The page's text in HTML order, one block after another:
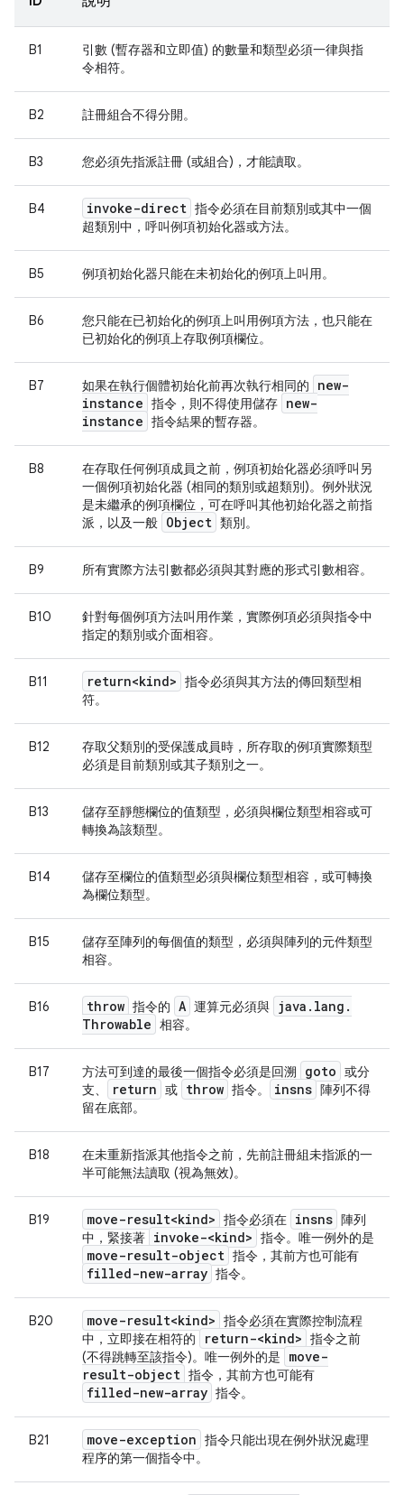
B1
引數 (暫存器和立即值) 的數量和類型必須一律與指
令相符。
B2 註冊組合不得分開。
B3 您必須先指派註冊 (或組合)，才能讀取。
B4 invoke-direct 指令必須在目前類別或其中一個
超類別中，呼叫例項初始化器或方法。
B5 例項初始化器只能在未初始化的例項上叫用。
B6
您只能在已初始化的例項上叫用例項方法，也只能在
已初始化的例項上存取例項欄位。
B7 如果在執行個體初始化前再次執行相同的
new-
instance 指令，則不得使用儲存 new-
instance 指令結果的暫存器。
B8
在存取任何例項成員之前，例項初始化器必須呼叫另
一個例項初始化器 (相同的類別或超類別)。例外狀況
是未繼承的例項欄位，可在呼叫其他初始化器之前指
派，以及一般 Object 類別。
B9 所有實際方法引數都必須與其對應的形式引數相容。
B10
針對每個例項方法叫用作業，實際例項必須與指令中
指定的類別或介面相容。
B11 return<kind> 指令必須與其方法的傳回類型相
符。
B12
存取父類別的受保護成員時，所存取的例項實際類型
必須是目前類別或其子類別之一。
B13
儲存至靜態欄位的值類型，必須與欄位類型相容或可
轉換為該類型。
B14
儲存至欄位的值類型必須與欄位類型相容，或可轉換
為欄位類型。
B15
儲存至陣列的每個值的類型，必須與陣列的元件類型
相容。
B16 throw 指令的 A 運算元必須與 java . lang .
Throwable 相容。
B17 方法可到達的最後一個指令必須是回溯 goto 或分
支、
return 或 throw 指令。 insns 陣列不得
留在底部。
B18
在未重新指派其他指令之前，先前註冊組未指派的一
半可能無法讀取 (視為無效)。
B19 move-result<kind> 指令必須在 insns 陣列
中，緊接著 invoke-<kind> 指令。唯一例外的是
move-result-object 指令，其前方也可能有
filled-new-array 指令。
B20 move-result<kind> 指令必須在實際控制流程
中，立即接在相符的
return-<kind> 指令之前
(不得跳轉至該指令)。唯一例外的是
move-
result-object 指令，其前方也可能有
filled-new-array 指令。
B21 move-exception 指令只能出現在例外狀況處理
程序的第一個指令中。